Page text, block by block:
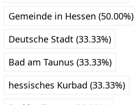
Gemeinde in Hessen (50.00%)
Deutsche Stadt (33.33%)
Bad am Taunus (33.33%)
hessisches Kurbad (33.33%)